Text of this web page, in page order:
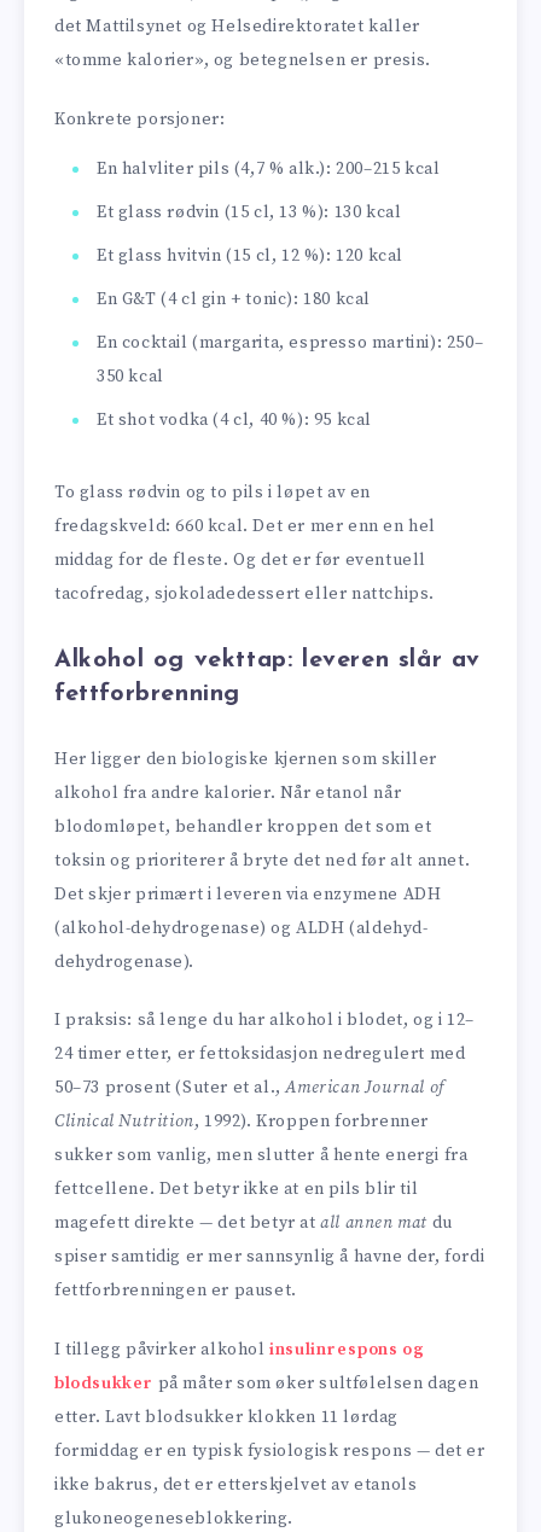
det Mattilsynet og Helsedirektoratet kaller
«tomme kalorier», og betegnelsen er presis.
Konkrete porsjoner:
En halvliter pils (4,7 % alk.): 200–215 kcal
Et glass rødvin (15 cl, 13 %): 130 kcal
Et glass hvitvin (15 cl, 12 %): 120 kcal
En G&T (4 cl gin + tonic): 180 kcal
En cocktail (margarita, espresso martini): 250–
350 kcal
Et shot vodka (4 cl, 40 %): 95 kcal
To glass rødvin og to pils i løpet av en
fredagskveld: 660 kcal. Det er mer enn en hel
middag for de fleste. Og det er før eventuell
tacofredag, sjokoladedessert eller nattchips.
Alkohol og vekttap: leveren slår av
fettforbrenning
Her ligger den biologiske kjernen som skiller
alkohol fra andre kalorier. Når etanol når
blodomløpet, behandler kroppen det som et
toksin og prioriterer å bryte det ned før alt annet.
Det skjer primært i leveren via enzymene ADH
(alkohol-dehydrogenase) og ALDH (aldehyd-
dehydrogenase).
I praksis: så lenge du har alkohol i blodet, og i 12–
24 timer etter, er fettoksidasjon nedregulert med
50–73 prosent (Suter et al.,American Journal of
Clinical Nutrition, 1992). Kroppen forbrenner
sukker som vanlig, men slutter å hente energi fra
fettcellene. Det betyr ikke at en pils blir til
magefett direkte — det betyr atall annen mat du
spiser samtidig er mer sannsynlig å havne der, fordi
fettforbrenningen er pauset.
I tillegg påvirker alkoholinsulinrespons og
blodsukker på måter som øker sultfølelsen dagen
etter. Lavt blodsukker klokken 11 lørdag
formiddag er en typisk fysiologisk respons — det er
ikke bakrus, det er etterskjelvet av etanols
glukoneogeneseblokkering.